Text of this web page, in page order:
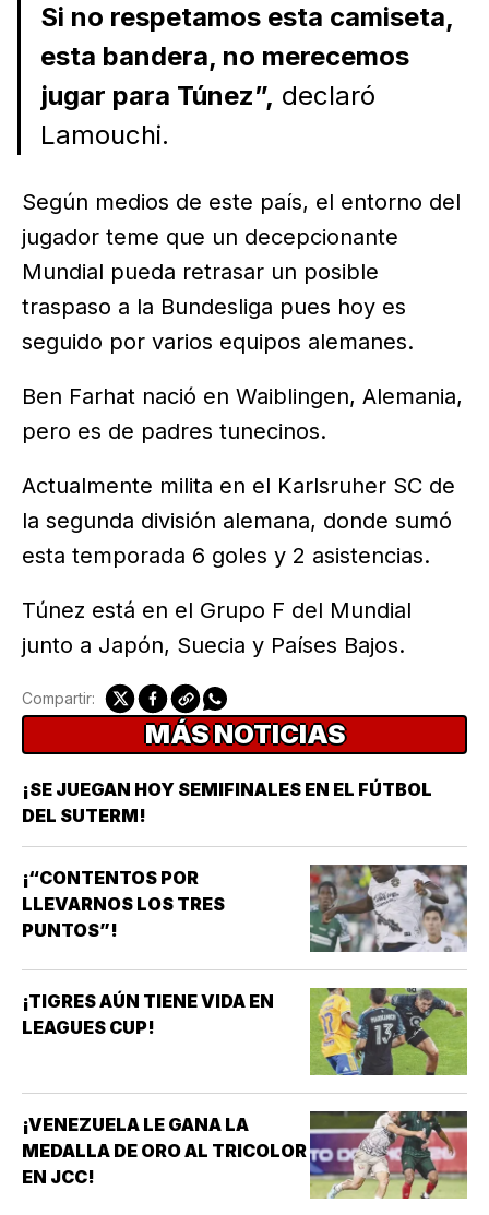
Si no respetamos esta camiseta,
esta bandera, no merecemos
jugar para Túnez”, declaró
Lamouchi.
Según medios de este país, el entorno del
jugador teme que un decepcionante
Mundial pueda retrasar un posible
traspaso a la Bundesliga pues hoy es
seguido por varios equipos alemanes.
Ben Farhat nació en Waiblingen, Alemania,
pero es de padres tunecinos.
Actualmente milita en el Karlsruher SC de
la segunda división alemana, donde sumó
esta temporada 6 goles y 2 asistencias.
Túnez está en el Grupo F del Mundial
junto a Japón, Suecia y Países Bajos.
Compartir:
MÁS NOTICIAS
¡SE JUEGAN HOY SEMIFINALES EN EL FÚTBOL
DEL SUTERM!
¡“CONTENTOS POR
LLEVARNOS LOS TRES
PUNTOS”!
¡TIGRES AÚN TIENE VIDA EN
LEAGUES CUP!
¡VENEZUELA LE GANA LA
MEDALLA DE ORO AL TRICOLOR
EN JCC!